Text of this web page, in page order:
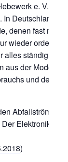
e. V. zur
In Deutschland
denen fast
wieder
alles ständig und
aus der Mode
und der
Abfallströme in
)